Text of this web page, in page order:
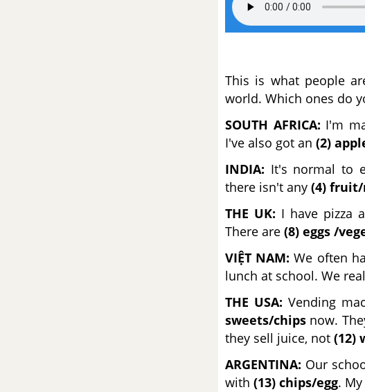
This is what people
world. Which ones do
SOUTH AFRICA: I'm
I've also got an (2)
INDIA: It's normal to
there isn't any (4)
THE UK: I have pizza
There are (8) eggs /
VIỆT NAM: We often
lunch at school. We
THE USA: Vending
sweets/chips now.
they sell juice, not (12)
ARGENTINA: Our
with (13) chips/egg.